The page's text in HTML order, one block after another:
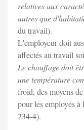
relatives aux
autres que
du travail).
L'employeur doit
affectés au travail
Le chauffage doit
une température
froid, des moyens
pour les employés
234-4).